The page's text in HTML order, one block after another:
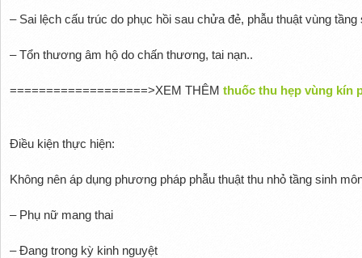
– Sai lệch cấu trúc do phục hồi sau chửa đẻ, phẫu thuật vùng
– Tổn thương âm hộ do chấn thương, tai nạn..
===================>XEM THÊM thuốc thu hẹp vùng kín
Điều kiện thực hiện:
Không nên áp dụng phương pháp phẫu thuật thu nhỏ tầng sinh
– Phụ nữ mang thai
– Đang trong kỳ kinh nguyệt